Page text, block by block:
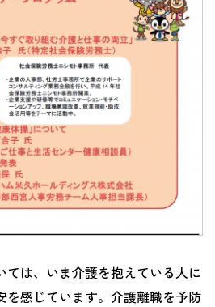
は、いま介護を抱えている人に
を感じています。介護離職を予防